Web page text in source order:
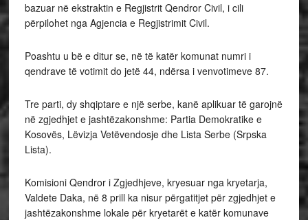
bazuar në ekstraktin e Regjistrit Qendror Civil, i cili
përpilohet nga Agjencia e Regjistrimit Civil.
Poashtu u bë e ditur se, në të katër komunat numri i
qendrave të votimit do jetë 44, ndërsa i venvotimeve 87.
Tre parti, dy shqiptare e një serbe, kanë aplikuar të garojnë
në zgjedhjet e jashtëzakonshme: Partia Demokratike e
Kosovës, Lëvizja Vetëvendosje dhe Lista Serbe (Srpska
Lista).
Komisioni Qendror i Zgjedhjeve, kryesuar nga kryetarja,
Valdete Daka, në 8 prill ka nisur përgatitjet për zgjedhjet e
jashtëzakonshme lokale për kryetarët e katër komunave